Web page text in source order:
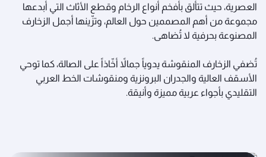
العصرية، حيث تتألق بأفخم أنواع الرخام وقطع الأثاث التي أبدعها
مجموعة من أهم المصممين حول العالم، وتزّينها أجمل الزخارف
المصنوعة بحرفية لا تُضاهى.
تُضفي الزخارف المنقوشة يدوياً جمالاً أخّاذاً على الصالة، كما توحي
الأسقف العالية والجدران البرونزية ومنقوشات الخط العربي
التقليدي بأجواء عربية مميزة وأنيقة.